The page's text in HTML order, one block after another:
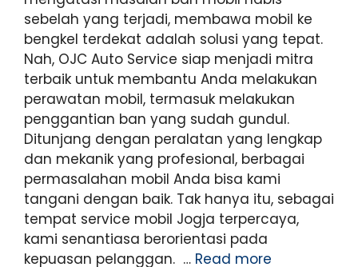
sebelah yang terjadi, membawa mobil ke
bengkel terdekat adalah solusi yang tepat.
Nah, OJC Auto Service siap menjadi mitra
terbaik untuk membantu Anda melakukan
perawatan mobil, termasuk melakukan
penggantian ban yang sudah gundul.
Ditunjang dengan peralatan yang lengkap
dan mekanik yang profesional, berbagai
permasalahan mobil Anda bisa kami
tangani dengan baik. Tak hanya itu, sebagai
tempat service mobil Jogja terpercaya,
kami senantiasa berorientasi pada
kepuasan pelanggan. … Read more